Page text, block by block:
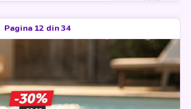
Pagina 12 din 34